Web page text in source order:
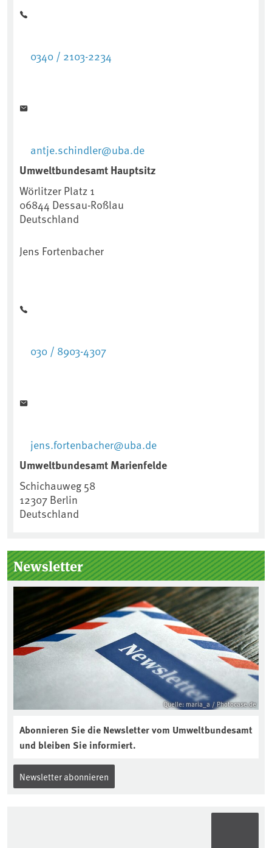
0340 / 2103-2234
antje.schindler@uba.de
Umweltbundesamt Hauptsitz
Wörlitzer Platz 1
06844 Dessau-Roßlau
Deutschland
Jens Fortenbacher
030 / 8903-4307
jens.fortenbacher@uba.de
Umweltbundesamt Marienfelde
Schichauweg 58
12307 Berlin
Deutschland
Newsletter
Quelle: maria_a / Photocase.de
Abonnieren Sie die Newsletter vom Umweltbundesamt
und bleiben Sie informiert.
Newsletter abonnieren